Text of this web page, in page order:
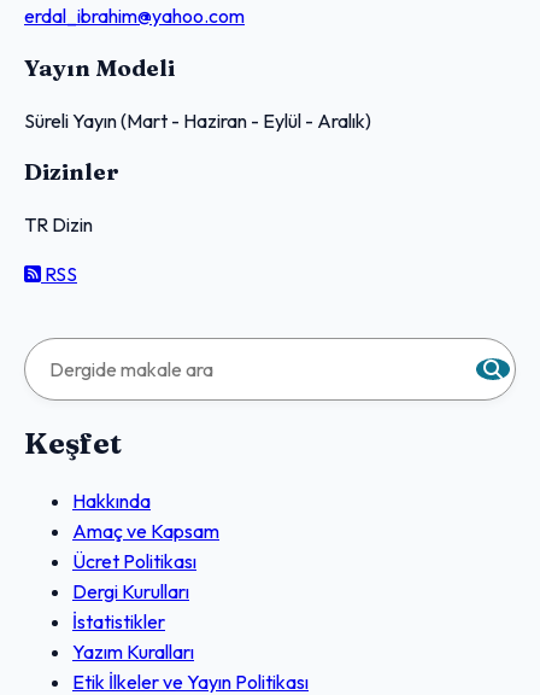
erdal_ibrahim@yahoo.com
Yayın Modeli
Süreli Yayın (Mart - Haziran - Eylül - Aralık)
Dizinler
TR Dizin
RSS
Keşfet
Hakkında
Amaç ve Kapsam
Ücret Politikası
Dergi Kurulları
İstatistikler
Yazım Kuralları
Etik İlkeler ve Yayın Politikası